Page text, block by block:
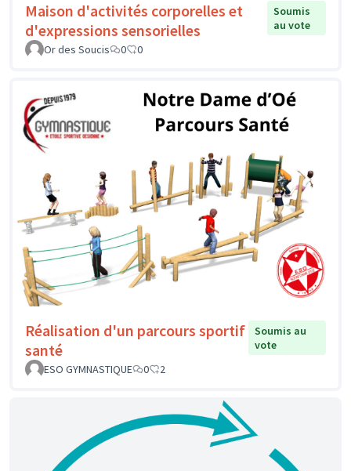
Maison d'activités corporelles et
d'expressions sensorielles
Soumis
au vote
Or des Soucis
0 0
Réalisation d'un parcours sportif
santé
Soumis au
vote
ESO GYMNASTIQUE
0 2